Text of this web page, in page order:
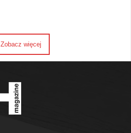
Zobacz więcej